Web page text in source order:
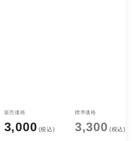
販売価格
3,000 (税込)
標準価格
3,300 (税込)